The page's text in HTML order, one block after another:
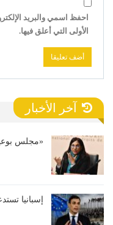
احفظ اسمي والبريد
الأولى التي أعلق فيها.
آخر الأخبار
«مجلس
إسبانيا